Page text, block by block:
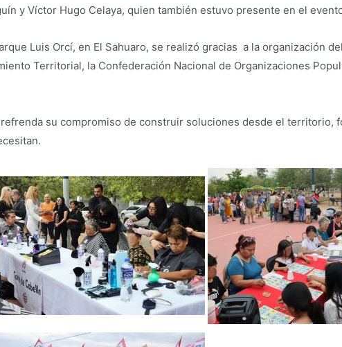
y Víctor Hugo Celaya, quien también estuvo presente en el
Luis Orcí, en El Sahuaro, se realizó gracias a la organización
Territorial, la Confederación Nacional de Organizaciones
su compromiso de construir soluciones desde el territorio,